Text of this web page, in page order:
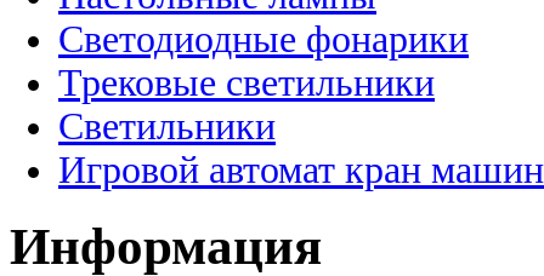
Светодиодные фонарики
Трековые светильники
Светильники
Игровой автомат кран
Информация